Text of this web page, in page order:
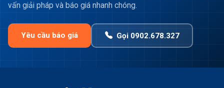
vấn giải pháp và báo giá nhanh chóng.
Yêu cầu báo giá Gọi 0902.678.327